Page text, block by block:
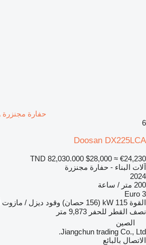
حفارة مجنزرة Doosan DX225LCA
6
Doosan DX225LCA
TND 82,030.000 $28,000 ≈ €24,230
آلات البناء - حفارة مجنزرة
2024
200 متر / ساعة
Euro 3
القوة 115 kW (156 حصان) وقود ديزل / مازوت
نصف القطر للحفر 9,873 متر
الصين
Jiangchun trading Co., Ltd.
الاتصال بالبائع